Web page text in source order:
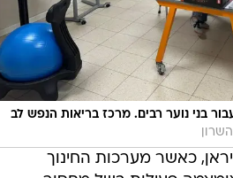
בני נוער רבים. מרכז בריאות הנפש לב
כאשר מערכות החינוך